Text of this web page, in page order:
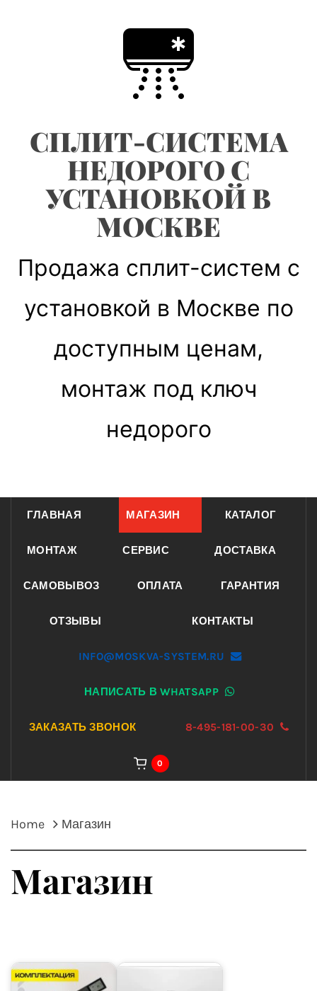
СПЛИТ-СИСТЕМА
НЕДОРОГО С
УСТАНОВКОЙ В
МОСКВЕ
Продажа сплит-систем с
установкой в Москве по
доступным ценам,
монтаж под ключ
недорого
ГЛАВНАЯ МАГАЗИН КАТАЛОГ
МОНТАЖ СЕРВИС ДОСТАВКА
САМОВЫВОЗ ОПЛАТА ГАРАНТИЯ
ОТЗЫВЫ КОНТАКТЫ
INFO@MOSKVA-SYSTEM.RU
НАПИСАТЬ В WHATSAPP
ЗАКАЗАТЬ ЗВОНОК 8-495-181-00-30
0
Home Магазин
Магазин